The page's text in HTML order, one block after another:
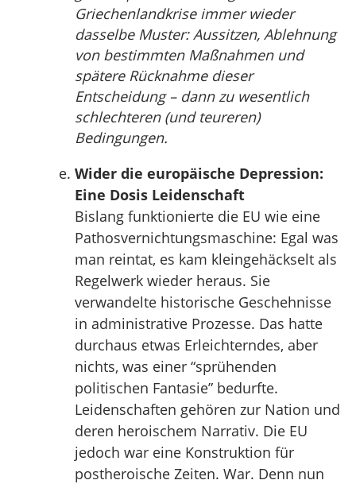
Griechenlandkrise immer wieder
dasselbe Muster: Aussitzen, Ablehnung
von bestimmten Maßnahmen und
spätere Rücknahme dieser
Entscheidung – dann zu wesentlich
schlechteren (und teureren)
Bedingungen.
Wider die europäische Depression:
Eine Dosis Leidenschaft
Bislang funktionierte die EU wie eine
Pathosvernichtungsmaschine: Egal was
man reintat, es kam kleingehäckselt als
Regelwerk wieder heraus. Sie
verwandelte historische Geschehnisse
in administrative Prozesse. Das hatte
durchaus etwas Erleichterndes, aber
nichts, was einer “sprühenden
politischen Fantasie” bedurfte.
Leidenschaften gehören zur Nation und
deren heroischem Narrativ. Die EU
jedoch war eine Konstruktion für
postheroische Zeiten. War. Denn nun